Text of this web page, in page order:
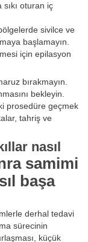
oturan iç
sivilce ve
başlamayın.
için epilasyon
bırakmayın.
bekleyin.
prosedüre geçmek
tahriş ve
nasıl
samimi
başa
derhal tedavi
sürecinin
küçük